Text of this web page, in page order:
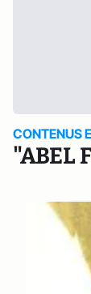
CONTENUS
"ABEL